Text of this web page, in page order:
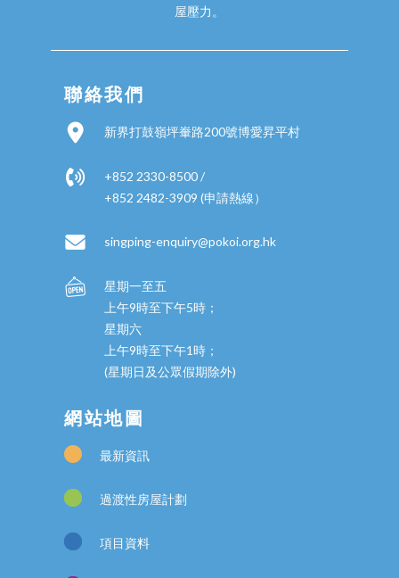
屋壓力。
聯絡我們
新界打鼓嶺坪輋路200號博愛昇平村
+852 2330-8500 /
+852 2482-3909 (申請熱線）
singping-enquiry@pokoi.org.hk
星期一至五
上午9時至下午5時；
星期六
上午9時至下午1時；
(星期日及公眾假期除外)
網站地圖
最新資訊
過渡性房屋計劃
項目資料